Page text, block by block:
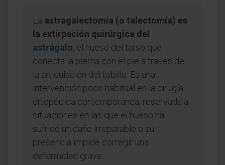
La astragalectomía (o talectomía) es
la extirpación quirúrgica del
astrágalo, el hueso del tarso que
conecta la pierna con el pie a través de
la articulación del tobillo. Es una
intervención poco habitual en la cirugía
ortopédica contemporánea, reservada a
situaciones en las que el hueso ha
sufrido un daño irreparable o su
presencia impide corregir una
deformidad grave.